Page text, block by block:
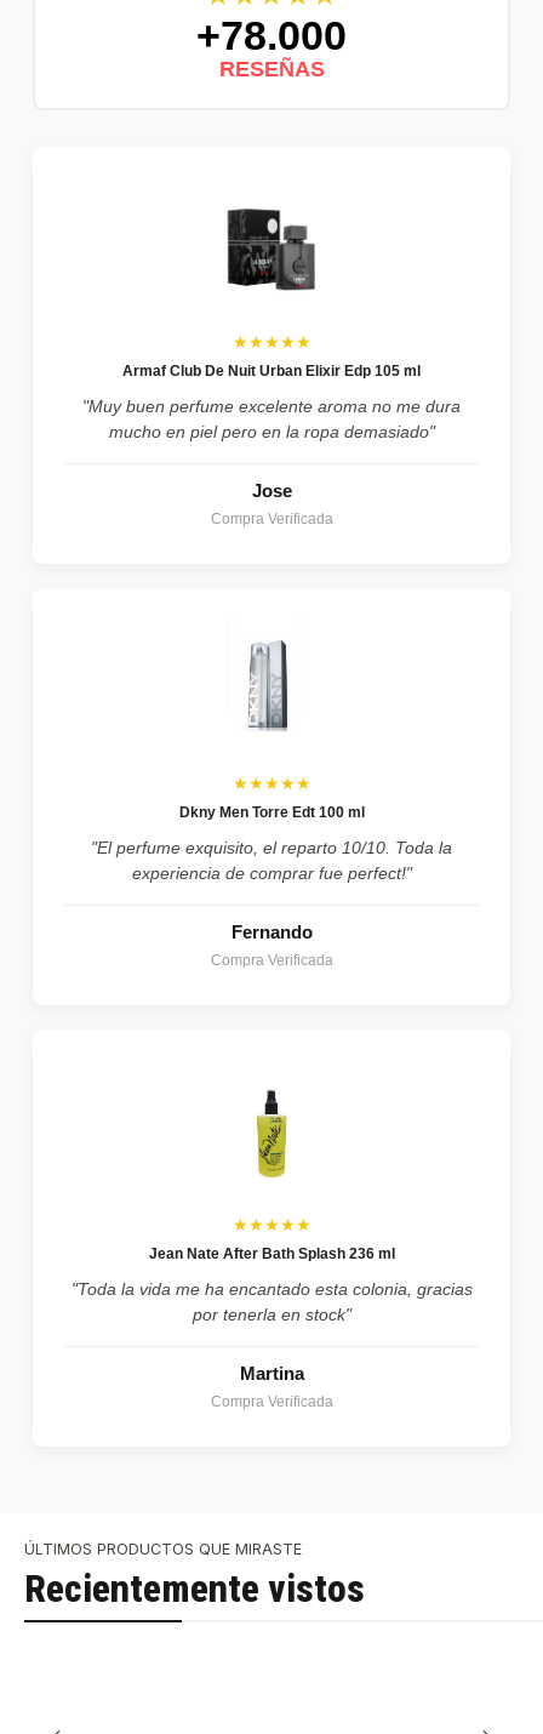
+78.000
RESEÑAS
★★★★★
Armaf Club De Nuit Urban Elixir Edp 105 ml
"Muy buen perfume excelente aroma no me dura
mucho en piel pero en la ropa demasiado"
Jose
Compra Verificada
★★★★★
Dkny Men Torre Edt 100 ml
"El perfume exquisito, el reparto 10/10. Toda la
experiencia de comprar fue perfect!"
Fernando
Compra Verificada
★★★★★
Jean Nate After Bath Splash 236 ml
"Toda la vida me ha encantado esta colonia, gracias
por tenerla en stock"
Martina
Compra Verificada
ÚLTIMOS PRODUCTOS QUE MIRASTE
Recientemente vistos